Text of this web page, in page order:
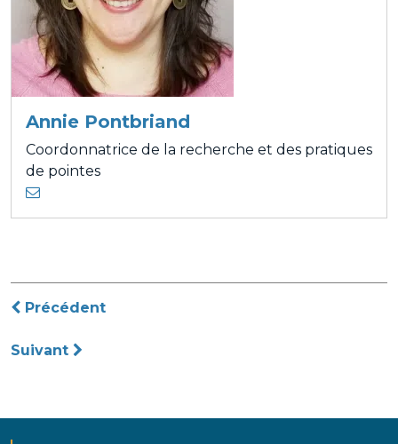
Annie Pontbriand
Coordonnatrice de la recherche et des pratiques
de pointes
Navigation
l’article
Précédent
Suivant